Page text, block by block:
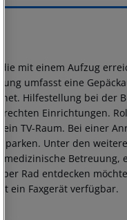
mit einem Aufzug
umfasst eine
Hilfestellung bei der
Einrichtungen.
TV-Raum. Bei einer
Unter den
Betreuung,
Rad entdecken
ein Faxgerät verfügbar.